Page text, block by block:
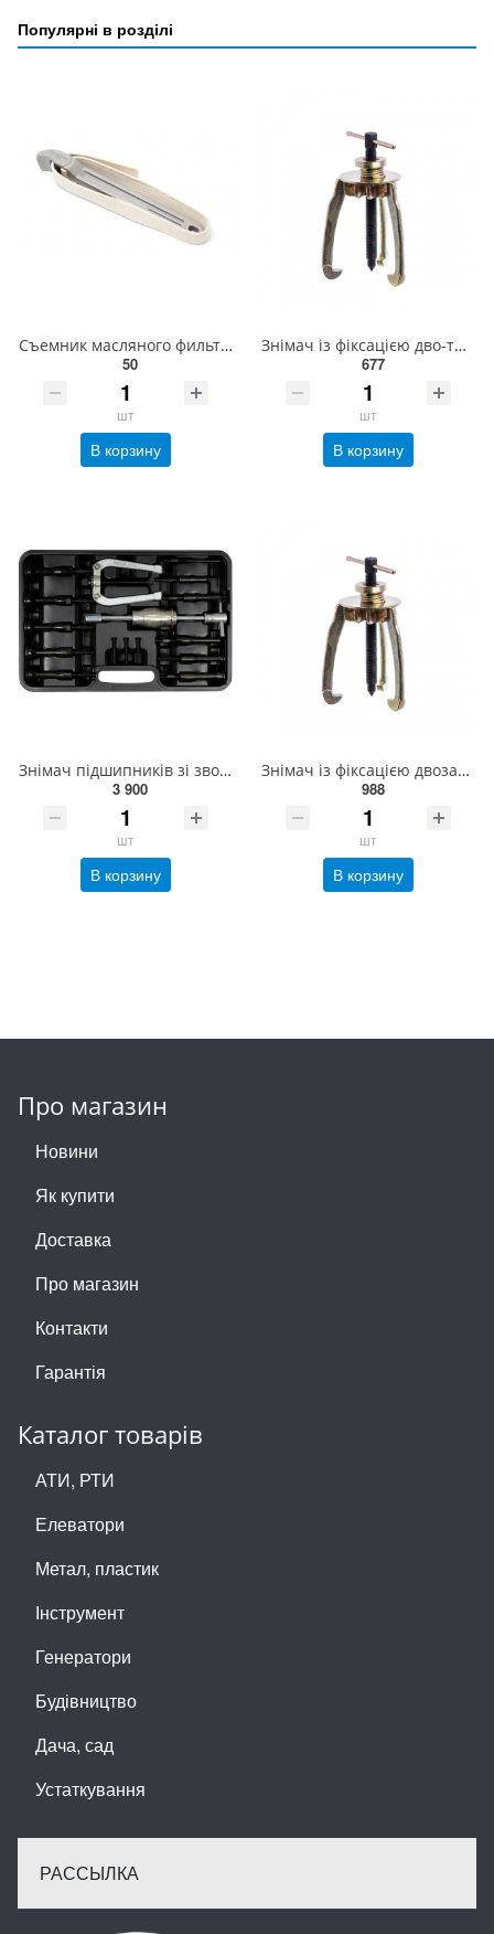
Популярні в розділі
Съемник масляного фильтра ленточный 12-300мм (длина ленты-700мм) ROCKFORCE RF-61912
50
шт
В корзину
Знімач із фіксацією дво-тризахопний (150-200 мм) СТАНДАРТ SK23L6
677
шт
В корзину
Знімач підшипників зі зворотнім молотком YATO Ø= 8- 58 мм, компл. 15 елем. [2/48] YT-25390
3 900
шт
В корзину
Знімач із фіксацією двозахопний (200-250 мм) СТАНДАРТ SK23L8
988
шт
В корзину
Про магазин
Новини
Як купити
Доставка
Про магазин
Контакти
Гарантія
Каталог товарів
АТИ, РТИ
Елеватори
Метал, пластик
Інструмент
Генератори
Будівництво
Дача, сад
Устаткування
РАССЫЛКА